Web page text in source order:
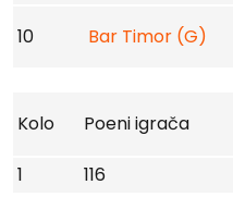
10 Bar Timor (G)
Kolo Poeni igrača
1 116